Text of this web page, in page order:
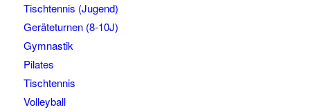
Tischtennis (Jugend)
Geräteturnen (8-10J)
Gymnastik
Pilates
Tischtennis
Volleyball